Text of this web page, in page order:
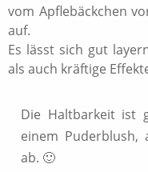
vom Apflebäckchen
auf.
Es lässt sich gut
als auch kräftige
Die Haltbarkeit ist
einem Puderblush,
ab. 🙂